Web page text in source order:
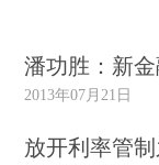
潘功胜：新
2013年07月21日
放开利率管